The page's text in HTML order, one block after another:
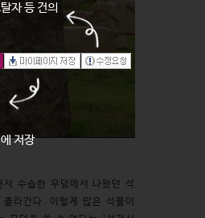
수습한 무덤에서 나왔던 석
라간다. 이렇게 많은 석물이
저장
자 등 건의